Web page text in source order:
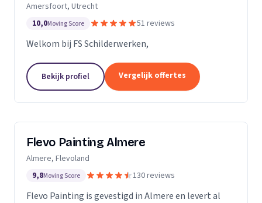
Amersfoort, Utrecht
10,0Moving Score 51 reviews
Welkom bij FS Schilderwerken,
Bekijk profiel Vergelijk offertes
Flevo Painting Almere
Almere, Flevoland
9,8Moving Score 130 reviews
Flevo Painting is gevestigd in Almere en levert al